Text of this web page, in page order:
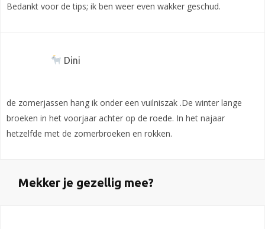
Bedankt voor de tips; ik ben weer even wakker geschud.
Dini
de zomerjassen hang ik onder een vuilniszak .De winter lange
broeken in het voorjaar achter op de roede. In het najaar
hetzelfde met de zomerbroeken en rokken.
Mekker je gezellig mee?